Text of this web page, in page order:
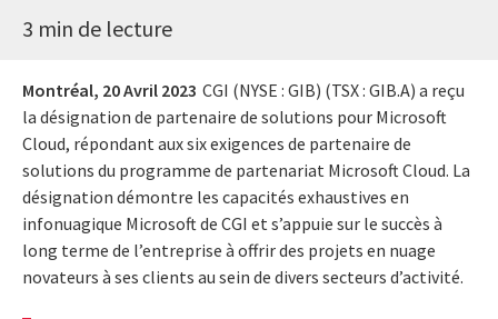
3 min de lecture
Montréal, 20 Avril 2023 CGI (NYSE : GIB) (TSX : GIB.A) a reçu
la désignation de partenaire de solutions pour Microsoft
Cloud, répondant aux six exigences de partenaire de
solutions du programme de partenariat Microsoft Cloud. La
désignation démontre les capacités exhaustives en
infonuagique Microsoft de CGI et s’appuie sur le succès à
long terme de l’entreprise à offrir des projets en nuage
novateurs à ses clients au sein de divers secteurs d’activité.